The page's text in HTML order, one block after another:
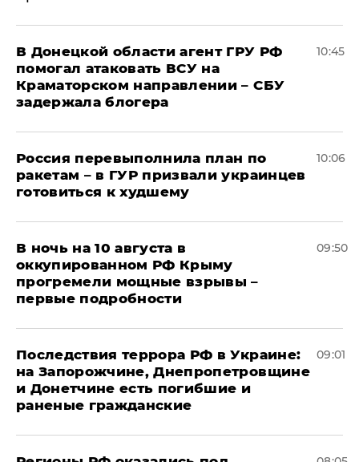
В Донецкой области агент ГРУ РФ
помогал атаковать ВСУ на
Краматорском направлении – СБУ
задержала блогера
10:45
Россия перевыполнила план по
ракетам – в ГУР призвали украинцев
готовиться к худшему
10:06
В ночь на 10 августа в
оккупированном РФ Крыму
прогремели мощные взрывы –
первые подробности
09:50
Последствия террора РФ в Украине:
на Запорожчине, Днепропетровщине
и Донетчине есть погибшие и
раненые гражданские
09:01